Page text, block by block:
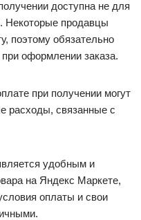
доступна не для
Некоторые продавцы
поэтому обязательно
оформлении заказа.
при получении могут
расходы, связанные с
удобным и
на Яндекс Маркете,
оплаты и свои